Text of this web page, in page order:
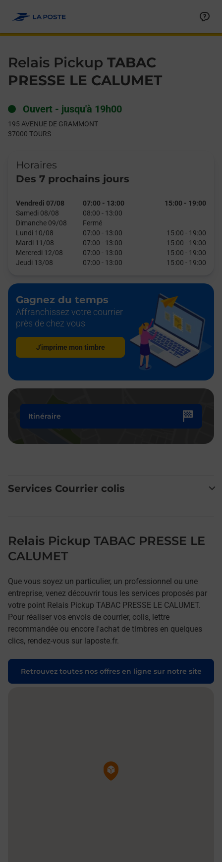
Relais Pickup TABAC
PRESSE LE CALUMET
Ouvert - jusqu'à 19h00
195 AVENUE DE GRAMMONT
37000 TOURS
Horaires
Des 7 prochains jours
Vendredi 07/08 07:00 - 13:00 15:00 - 19:00
Samedi 08/08
08:00 - 13:00
Dimanche 09/08
Fermé
Lundi 10/08
07:00 - 13:00 15:00 - 19:00
Mardi 11/08
07:00 - 13:00 15:00 - 19:00
Mercredi 12/08
07:00 - 13:00 15:00 - 19:00
Jeudi 13/08
07:00 - 13:00 15:00 - 19:00
Gagnez du temps
Affranchissez votre courrier
près de chez vous
J'imprime mon timbre
Itinéraire
Services Courrier colis
Relais Pickup TABAC PRESSE LE
CALUMET
Que vous soyez un particulier, un professionnel ou une
entreprise, venez découvrir tous les services proposés par
votre point Relais Pickup TABAC PRESSE LE CALUMET.
Pour réaliser vos envois de courrier, colis, lettre
recommandée ou encore l'achat de timbres en quelques
clics, rendez-vous sur laposte.fr.
Retrouvez toutes nos offres en ligne sur notre site
Pin de la carte